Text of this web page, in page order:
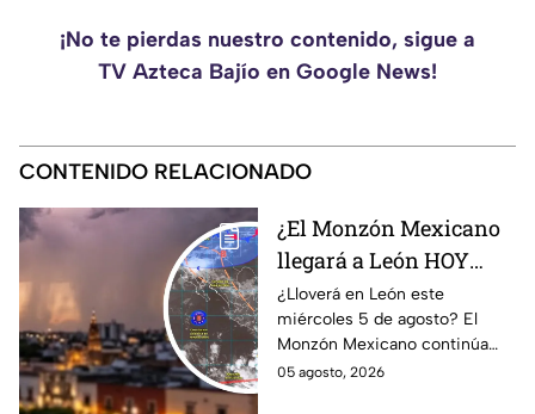
¡No te pierdas nuestro contenido, sigue a
TV Azteca Bajío en Google News!
CONTENIDO RELACIONADO
¿El Monzón Mexicano
llegará a León HOY
miércoles? Esto dice el
pronóstico para este 5
de agosto
¿Lloverá en León este
miércoles 5 de agosto? El
Monzón Mexicano continúa
afectando a varios estados del
05 agosto, 2026